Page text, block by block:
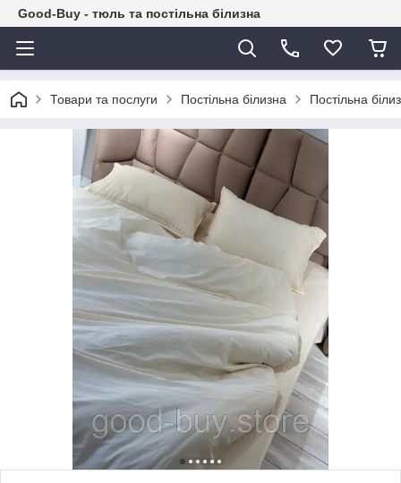
Good-Buy - тюль та постільна білизна
Товари та послуги Постільна білизна Постільна